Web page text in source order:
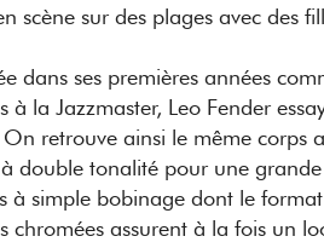
scène sur des plages avec des
dans ses premières années
à la Jazzmaster, Leo Fender
retrouve ainsi le même corps
double tonalité pour une
à simple bobinage dont le
chromées assurent à la fois un